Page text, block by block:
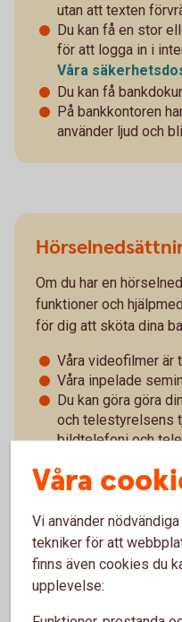
utan att texten
Du kan få en stor
för att logga in i
Våra
Du kan få
På bankkontoren
använder ljud och
Om du har en
funktioner och
för dig att sköta dina
Våra videofilmer är
Våra inpelade
Du kan göra göra
och telestyrelsens
bildtelefoni och
Texttelefoni
Teletal(teletal.se)
Våra
Vi använder
tekniker för att
finns även cookies du
upplevelse: